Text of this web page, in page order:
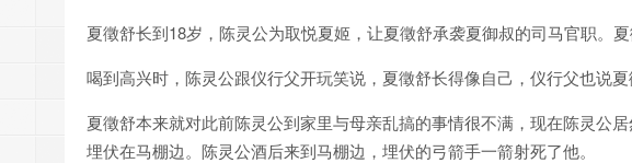
夏徵舒长到18岁，陈灵公为取悦夏姬，让夏徵舒承袭夏御叔的司马官职。
喝到高兴时，陈灵公跟仪行父开玩笑说，夏徵舒长得像自己，仪行父也说夏
夏徵舒本来就对此前陈灵公到家里与母亲乱搞的事情很不满，现在陈灵公
埋伏在马棚边。陈灵公酒后来到马棚边，埋伏的弓箭手一箭射死了他。